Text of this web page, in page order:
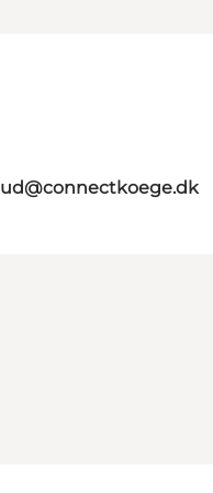
ud@connectkoege.dk